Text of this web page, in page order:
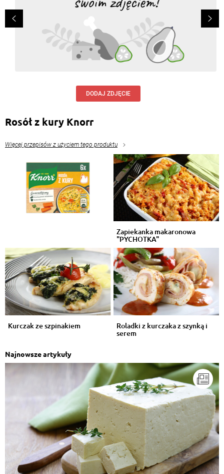
DODAJ ZDJĘCIE
Rosół z kury Knorr
Więcej przepisów z użyciem tego produktu
Zapiekanka makaronowa
"PYCHOTKA"
Kurczak ze szpinakiem Roladki z kurczaka z szynką i
serem
Najnowsze artykuły